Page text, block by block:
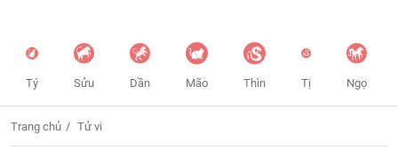
Tý Sửu Dần Mão Thìn Tị Ngọ
Trang chủ Tử vi